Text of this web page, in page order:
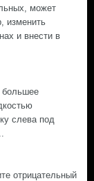
может
изменить
и внести в
слева под
отрицательный